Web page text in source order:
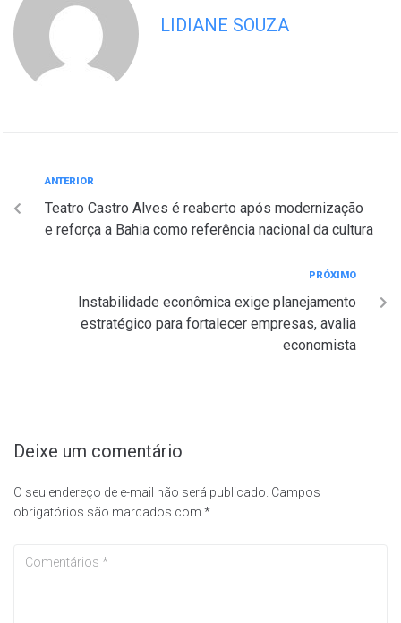
LIDIANE SOUZA
ANTERIOR
Teatro Castro Alves é reaberto após modernização
e reforça a Bahia como referência nacional da cultura
PRÓXIMO
Instabilidade econômica exige planejamento
estratégico para fortalecer empresas, avalia
economista
Deixe um comentário
O seu endereço de e-mail não será publicado. Campos
obrigatórios são marcados com *